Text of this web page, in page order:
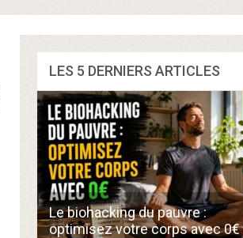
LES 5 DERNIERS ARTICLES
Le biohacking du pauvre :
optimisez votre corps avec 0€